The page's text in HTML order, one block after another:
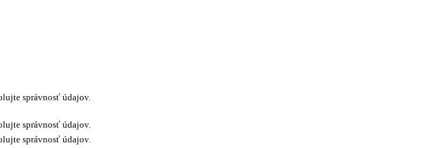
správnosť údajov.
správnosť údajov.
správnosť údajov.